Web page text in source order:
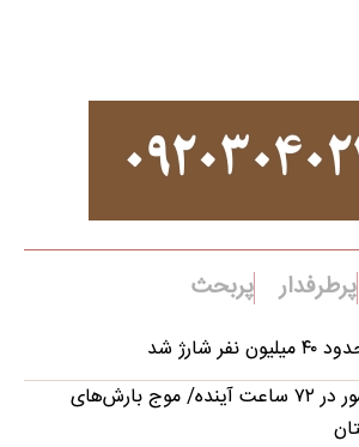
پرطرفدار پربحث
شارژ شد
وضعیت جوی کشور در ۷۲ ساعت آینده/ موج بارش‌های